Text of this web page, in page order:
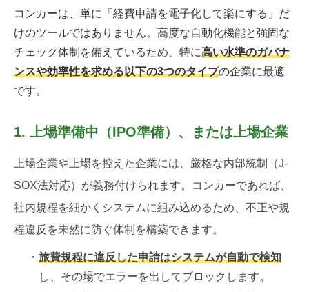
コンカーは、単に「経費申請を電子化して楽にする」だ
けのツールではありません。高度な自動化機能と強固な
チェック体制を備えているため、特に高い水準のガバナ
ンスや効率性を求める以下の3つのタイプの企業に最適
です。
1. 上場準備中（IPO準備）、または上場企業
上場企業や上場を控えた企業には、厳格な内部統制（J-
SOX法対応）が義務付けられます。コンカーであれば、
社内規程を細かくシステムに組み込めるため、不正や規
程違反を未然に防ぐ体制を構築できます。
・ 旅費規程に違反した申請はシステムが自動で検知
し、その場でエラーを出してブロックします。